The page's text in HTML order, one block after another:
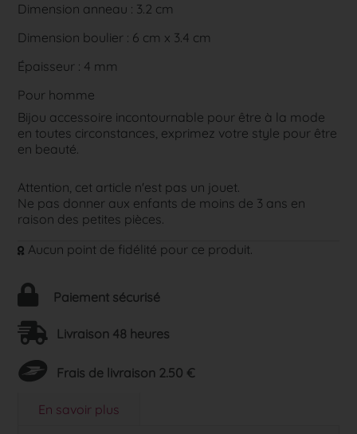
Dimension anneau : 3.2 cm
Dimension boulier : 6 cm x 3.4 cm
Épaisseur : 4 mm
Pour homme
Bijou accessoire incontournable pour être à la mode
en toutes circonstances, exprimez votre style pour être
en beauté.
Attention, cet article n'est pas un jouet.
Ne pas donner aux enfants de moins de 3 ans en
raison des petites pièces.
Aucun point de fidélité pour ce produit.
Paiement sécurisé
Livraison 48 heures
Frais de livraison 2.50 €
En savoir plus